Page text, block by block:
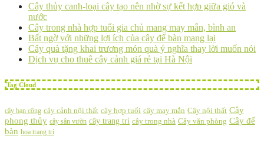
Cây thủy canh-loại cây tạo nên nhờ sự kết hợp giữa gió và
nước
Cây trong nhà hợp tuổi gia chủ mang may mắn, bình an
Bất ngờ với những lợi ích của cây để bàn mang lại
Cây quà tặng khai trương món quà ý nghĩa thay lời muốn nói
Dịch vụ cho thuê cây cảnh giá rẻ tại Hà Nội
Tag Cloud
cây bạn công cây cảnh nội thất cây hợp tuổi cây may mắn Cây nội thất Cây
phong thủy cây sân vườn cây trang trí cây trong nhà Cây văn phòng Cây để
bàn hoa trang trí